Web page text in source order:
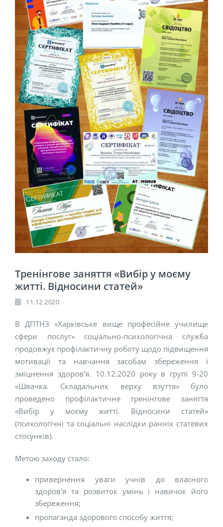
Тренінгове заняття «Вибір у моєму
житті. Відносини статей»
11.12.2020
В ДПТНЗ «Харківське вище професійне училище
сфери послуг» соціально-психологічна служба
продовжує профілактичну роботу щодо підвищення
мотивації та навчання засобам збереження і
зміцнення здоров’я. 10.12.2020 року в групі 9-20
«Швачка. Складальник верху взуття» було
проведено профілактичне тренінгове заняття
«Вибір у моєму житті. Відносини статей»
(психологічні та соціальні наслідки ранніх статевих
стосунків).
Метою заходу стало:
привернення уваги учнів до власного
здоров’я та розвиток умінь і навичок його
збереження;
пропаганда здорового способу життя;